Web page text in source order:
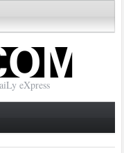
eXpress